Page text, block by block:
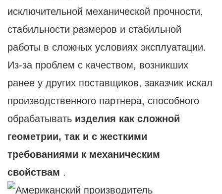
исключительной механической прочности,
стабильности размеров и стабильной
работы в сложных условиях эксплуатации.
Из-за проблем с качеством, возникших
ранее у других поставщиков, заказчик искал
производственного партнера, способного
обрабатывать изделия как сложной
геометрии, так и с жесткими
требованиями к механическим
свойствам .